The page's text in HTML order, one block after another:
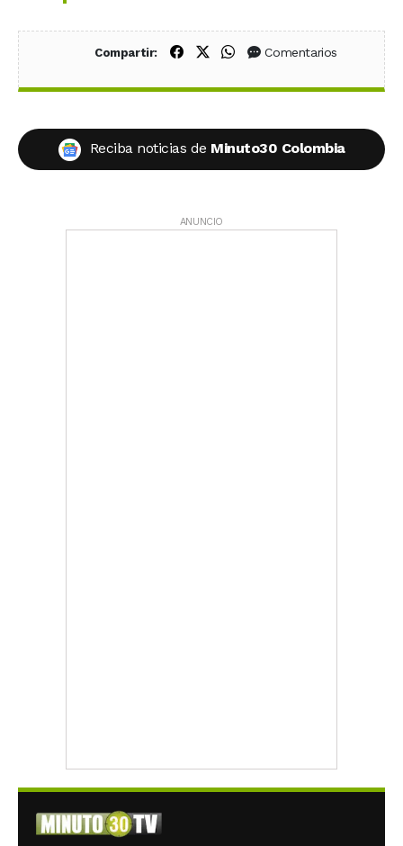
Compartir: Compartir en Facebook
Compartir en X (Twitter)
Compartir en WhatsApp
Comentarios
Reciba noticias de Minuto30 Colombia
ANUNCIO